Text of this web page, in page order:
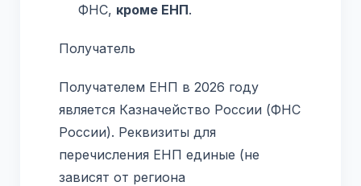
ФНС, кроме ЕНП.
Получатель
Получателем ЕНП в 2026 году
является Казначейство России (ФНС
России). Реквизиты для
перечисления ЕНП единые (не
зависят от региона